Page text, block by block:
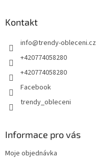
Kontakt
info@trendy-obleceni.cz
+420774058280
+420774058280
Facebook
trendy_obleceni
Informace pro vás
Moje objednávka